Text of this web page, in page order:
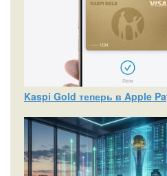
Kaspi Gold теперь в Apple